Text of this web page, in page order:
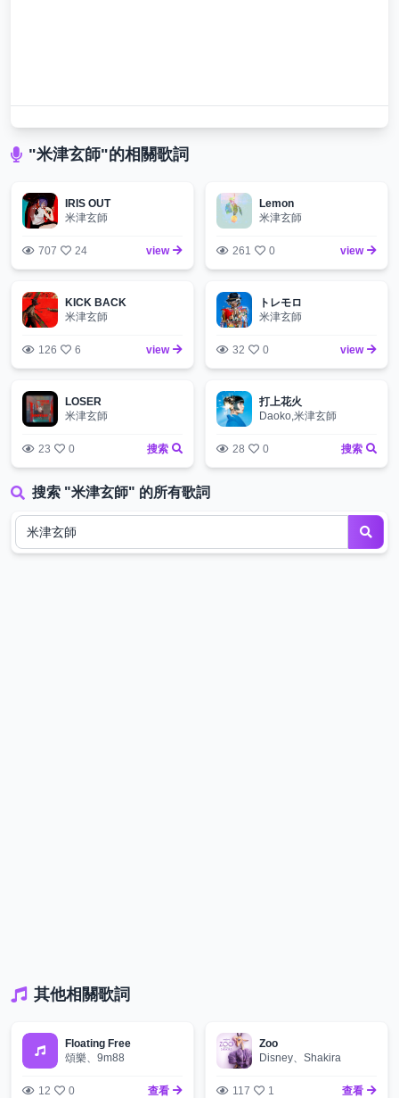
"米津玄師"的相關歌詞
IRIS OUT
米津玄師
707 24 view
Lemon
米津玄師
261 0 view
KICK BACK
米津玄師
126 6 view
トレモロ
米津玄師
32 0 view
LOSER
米津玄師
23 0 搜索
打上花火
Daoko,米津玄師
28 0 搜索
搜索 "米津玄師" 的所有歌詞
其他相關歌詞
Floating Free
頌樂、9m88
12 0 查看
Zoo
Disney、Shakira
117 1 查看